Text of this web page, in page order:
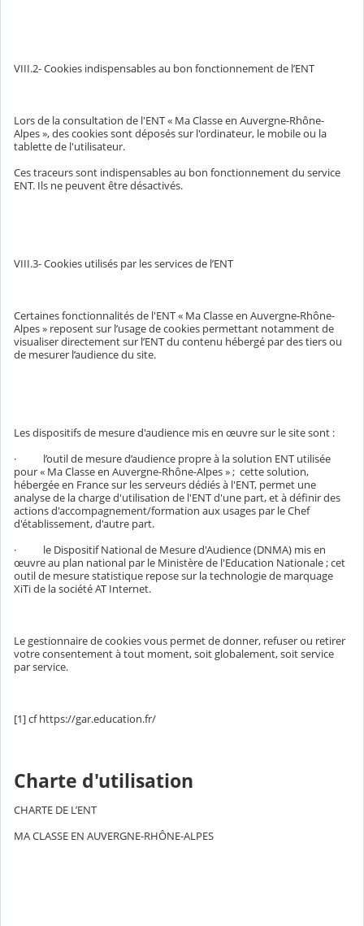
VIII.2- Cookies indispensables au bon fonctionnement de l’ENT
Lors de la consultation de l'ENT « Ma Classe en Auvergne-Rhône-
Alpes », des cookies sont déposés sur l'ordinateur, le mobile ou la
tablette de l'utilisateur.
Ces traceurs sont indispensables au bon fonctionnement du service
ENT. Ils ne peuvent être désactivés.
VIII.3- Cookies utilisés par les services de l’ENT
Certaines fonctionnalités de l'ENT « Ma Classe en Auvergne-Rhône-
Alpes » reposent sur l’usage de cookies permettant notamment de
visualiser directement sur l’ENT du contenu hébergé par des tiers ou
de mesurer l’audience du site.
Les dispositifs de mesure d'audience mis en œuvre sur le site sont :
· l’outil de mesure d’audience propre à la solution ENT utilisée
pour « Ma Classe en Auvergne-Rhône-Alpes » ; cette solution,
hébergée en France sur les serveurs dédiés à l'ENT, permet une
analyse de la charge d'utilisation de l'ENT d'une part, et à définir des
actions d'accompagnement/formation aux usages par le Chef
d'établissement, d'autre part.
· le Dispositif National de Mesure d'Audience (DNMA) mis en
œuvre au plan national par le Ministère de l'Education Nationale ; cet
outil de mesure statistique repose sur la technologie de marquage
XiTi de la société AT Internet.
Le gestionnaire de cookies vous permet de donner, refuser ou retirer
votre consentement à tout moment, soit globalement, soit service
par service.
[1] cf https://gar.education.fr/
Charte d'utilisation
CHARTE DE L’ENT
MA CLASSE EN AUVERGNE-RHÔNE-ALPES